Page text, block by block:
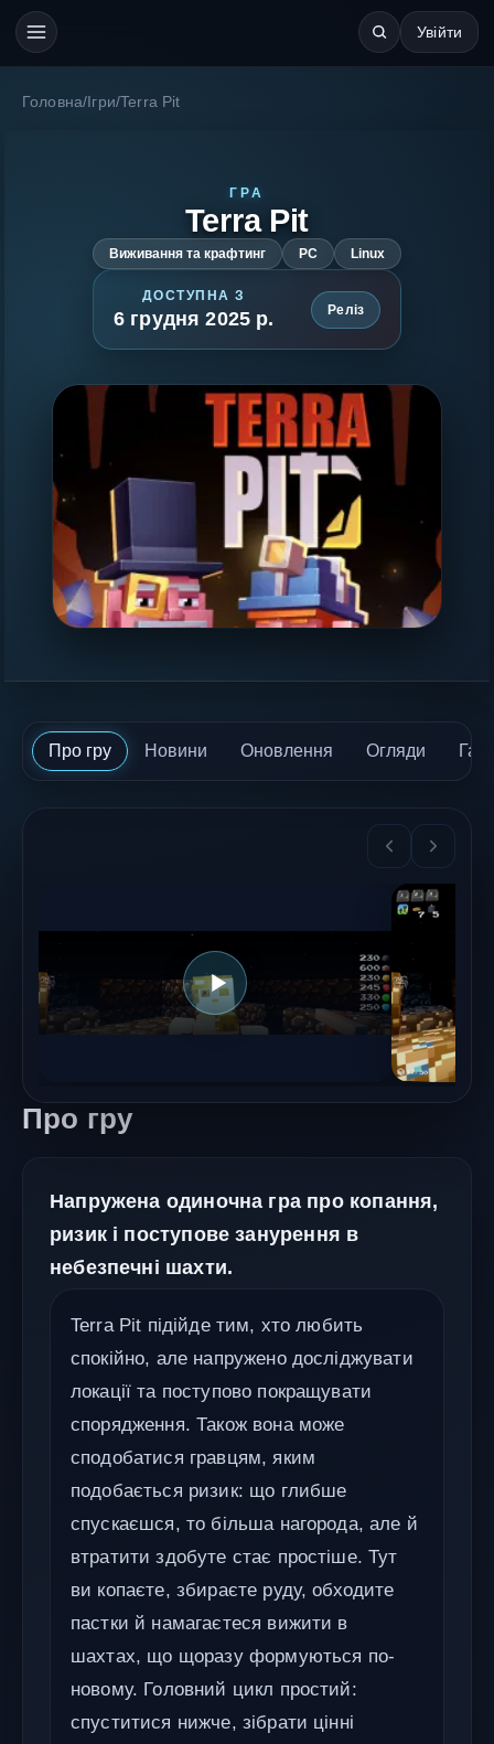
Увійти
Головна/ Ігри/Terra Pit
ГРА
Terra Pit
Виживання та крафтинг PC Linux
ДОСТУПНА З
6 грудня 2025 р. Реліз
Про гру Новини Оновлення Огляди
Про гру
Напружена одиночна гра про копання,
ризик і поступове занурення в
небезпечні шахти.
Terra Pit підійде тим, хто любить
спокійно, але напружено досліджувати
локації та поступово покращувати
спорядження. Також вона може
сподобатися гравцям, яким
подобається ризик: що глибше
спускаєшся, то більша нагорода, але й
втратити здобуте стає простіше. Тут
ви копаєте, збираєте руду, обходите
пастки й намагаєтеся вижити в
шахтах, що щоразу формуються по-
новому. Головний цикл простий:
спуститися нижче, зібрати цінні